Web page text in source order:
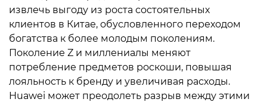
извлечь выгоду из роста состоятельных
клиентов в Китае, обусловленного переходом
богатства к более молодым поколениям.
Поколение Z и миллениалы меняют
потребление предметов роскоши, повышая
лояльность к бренду и увеличивая расходы.
Huawei может преодолеть разрыв между этими